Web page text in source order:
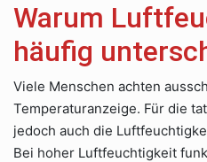
Warum
häufig
Viele Menschen achten
Temperaturanzeige. Für die
jedoch auch die
Bei hoher Luftfeuchtigkeit